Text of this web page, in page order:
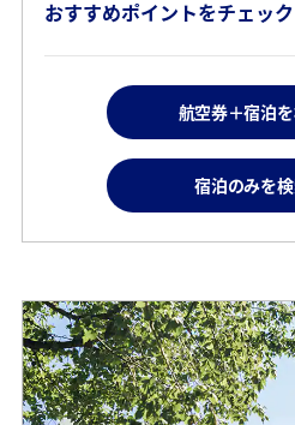
おすすめポイントをチェック
航空券＋宿泊
宿泊のみを